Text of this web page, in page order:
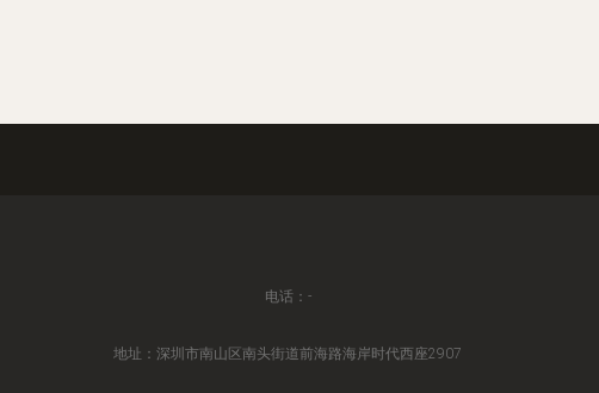
电话：-
地址：深圳市南山区南头街道前海路海岸时代西座2907